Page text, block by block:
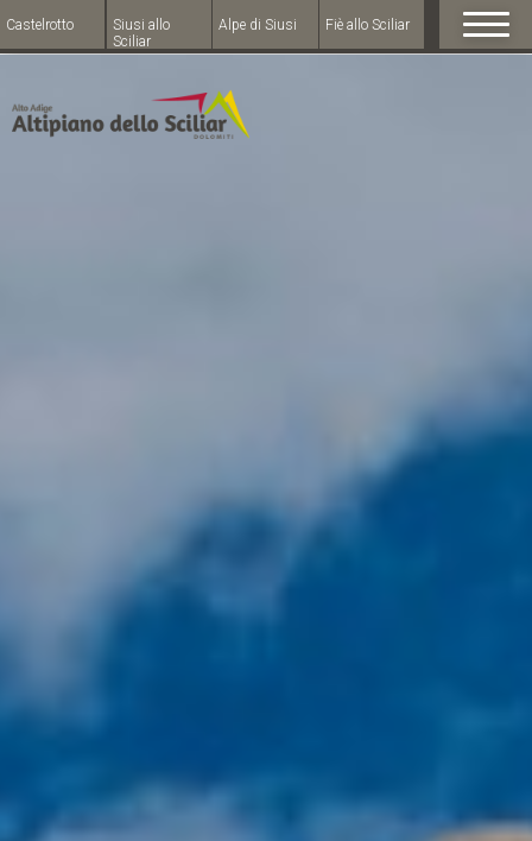
Castelrotto
Siusi allo
Sciliar
Alpe di Siusi Fiè allo Sciliar